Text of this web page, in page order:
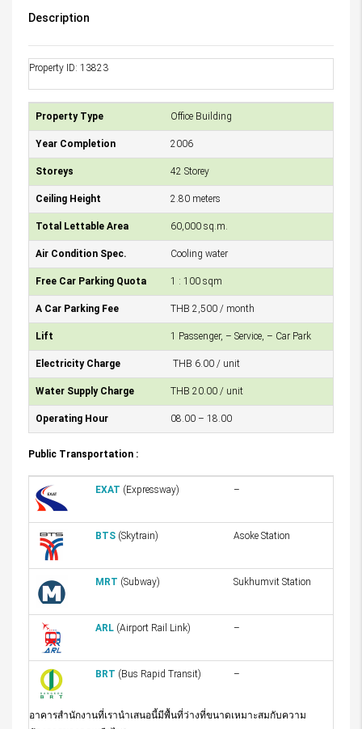
Description
Property ID: 13823
Property Type Office Building
Year Completion 2006
Storeys 42 Storey
Ceiling Height 2.80 meters
Total Lettable Area 60,000 sq.m.
Air Condition Spec. Cooling water
Free Car Parking Quota 1 : 100 sqm
A Car Parking Fee THB 2,500 / month
Lift 1 Passenger, – Service, – Car Park
Electricity Charge THB 6.00 / unit
Water Supply Charge THB 20.00 / unit
Operating Hour 08.00 – 18.00
Public Transportation :
EXAT (Expressway) –
BTS (Skytrain) Asoke Station
MRT (Subway) Sukhumvit Station
ARL (Airport Rail Link) –
BRT (Bus Rapid Transit) –
อาคารสำนักงานที่เรานำเสนอนี้มีพื้นที่ว่างที่ขนาดเหมาะสมกับความ